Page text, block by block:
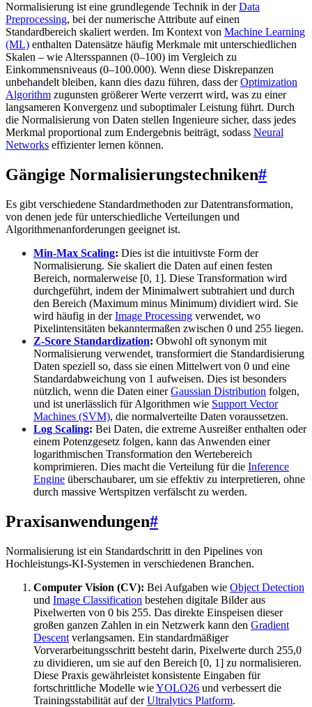
Normalisierung ist eine grundlegende Technik in derData
Preprocessing, bei der numerische Attribute auf einen
Standardbereich skaliert werden. Im Kontext von Machine Learning
(ML) enthalten Datensätze häufig Merkmale mit unterschiedlichen
Skalen – wie Altersspannen (0–100) im Vergleich zu
Einkommensniveaus (0–100.000). Wenn diese Diskrepanzen
unbehandelt bleiben, kann dies dazu führen, dass derOptimization
Algorithm zugunsten größerer Werte verzerrt wird, was zu einer
langsameren Konvergenz und suboptimaler Leistung führt. Durch
die Normalisierung von Daten stellen Ingenieure sicher, dass jedes
Merkmal proportional zum Endergebnis beiträgt, sodass Neural
Networks effizienter lernen können.
Gängige Normalisierungstechniken#
Es gibt verschiedene Standardmethoden zur Datentransformation,
von denen jede für unterschiedliche Verteilungen und
Algorithmenanforderungen geeignet ist.
Min-Max Scaling: Dies ist die intuitivste Form der
Normalisierung. Sie skaliert die Daten auf einen festen
Bereich, normalerweise [0, 1]. Diese Transformation wird
durchgeführt, indem der Minimalwert subtrahiert und durch
den Bereich (Maximum minus Minimum) dividiert wird. Sie
wird häufig in derImage Processing verwendet, wo
Pixelintensitäten bekanntermaßen zwischen 0 und 255 liegen.
Z-Score Standardization: Obwohl oft synonym mit
Normalisierung verwendet, transformiert die Standardisierung
Daten speziell so, dass sie einen Mittelwert von 0 und eine
Standardabweichung von 1 aufweisen. Dies ist besonders
nützlich, wenn die Daten einerGaussian Distribution folgen,
und ist unerlässlich für Algorithmen wie Support Vector
Machines (SVM), die normalverteilte Daten voraussetzen.
Log Scaling: Bei Daten, die extreme Ausreißer enthalten oder
einem Potenzgesetz folgen, kann das Anwenden einer
logarithmischen Transformation den Wertebereich
komprimieren. Dies macht die Verteilung für die Inference
Engine überschaubarer, um sie effektiv zu interpretieren, ohne
durch massive Wertspitzen verfälscht zu werden.
Praxisanwendungen#
Normalisierung ist ein Standardschritt in den Pipelines von
Hochleistungs-KI-Systemen in verschiedenen Branchen.
Computer Vision (CV): Bei Aufgaben wie Object Detection
und Image Classification bestehen digitale Bilder aus
Pixelwerten von 0 bis 255. Das direkte Einspeisen dieser
großen ganzen Zahlen in ein Netzwerk kann den Gradient
Descent verlangsamen. Ein standardmäßiger
Vorverarbeitungsschritt besteht darin, Pixelwerte durch 255,0
zu dividieren, um sie auf den Bereich [0, 1] zu normalisieren.
Diese Praxis gewährleistet konsistente Eingaben für
fortschrittliche Modelle wieYOLO26 und verbessert die
Trainingsstabilität auf derUltralytics Platform.